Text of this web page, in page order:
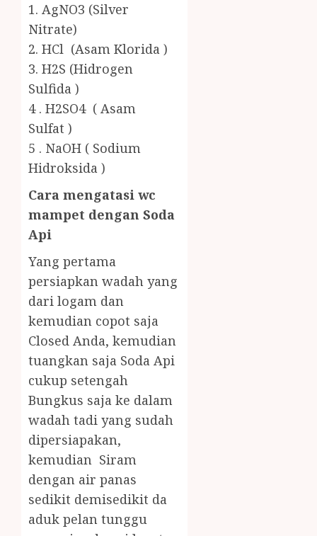
1. AgNO3 (Silver
Nitrate)
2. HCl (Asam Klorida )
3. H2S (Hidrogen
Sulfida )
4 . H2SO4 ( Asam
Sulfat )
5 . NaOH ( Sodium
Hidroksida )
Cara mengatasi wc
mampet dengan Soda
Api
Yang pertama
persiapkan wadah yang
dari logam dan
kemudian copot saja
Closed Anda, kemudian
tuangkan saja Soda Api
cukup setengah
Bungkus saja ke dalam
wadah tadi yang sudah
dipersiapakan,
kemudian Siram
dengan air panas
sedikit demisedikit da
aduk pelan tunggu